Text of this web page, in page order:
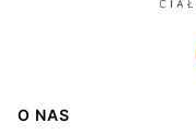
Linki w stopce
O NAS